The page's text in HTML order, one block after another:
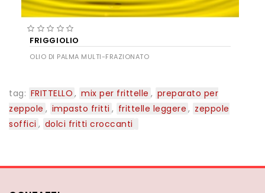
FRIGGIOLIO
OLIO DI PALMA MULTI-FRAZIONATO
tag: FRITTELLO , mix per frittelle , preparato per
zeppole , impasto fritti , frittelle leggere , zeppole
soffici , dolci fritti croccanti